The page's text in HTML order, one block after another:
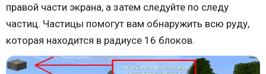
правой части экрана, а затем следуйте по следу
частиц. Частицы помогут вам обнаружить всю руду,
которая находится в радиусе 16 блоков.